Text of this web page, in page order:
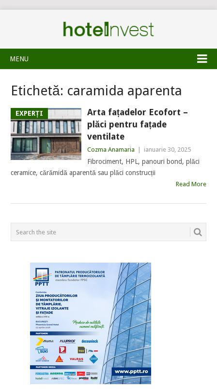
MENU
Etichetă: caramida aparenta
EXPERȚI
Arta fațadelor Ecofort –
plăci pentru fațade
ventilate
Cozma Anamaria ianuarie 30, 2025
Fibrociment, HPL, panouri bond, plăci
ceramice, cărămidă aparentă sau plăci construcții
Read More
POSTS
NAVIGATION